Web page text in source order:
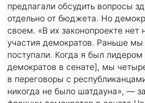
предлагали обсудить вопросы
отдельно от бюджета. Но
своем. «В их законопроекте нет
участия демократов. Раньше мы
поступали. Когда я был
демократов в сенате], мы
в переговоры с
никогда не было шатдауна», —